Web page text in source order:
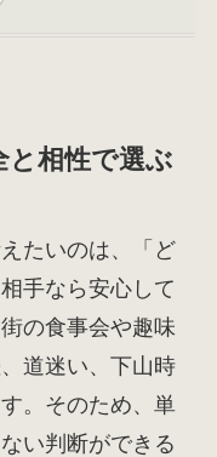
と相性で選ぶ
たいのは、「ど
手なら安心して
の食事会や趣味
道迷い、下山時
。そのため、単
い判断ができる